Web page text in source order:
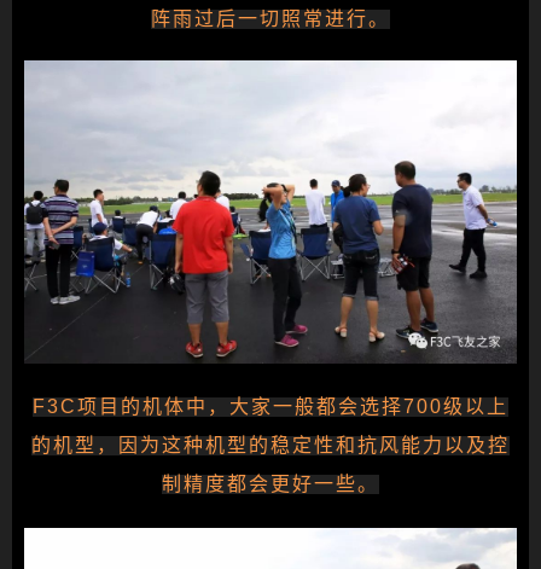
阵雨过后一切照常进行。
F3C项目的机体中，大家一般都会选择700级以上
的机型，因为这种机型的稳定性和抗风能力以及控
制精度都会更好一些。